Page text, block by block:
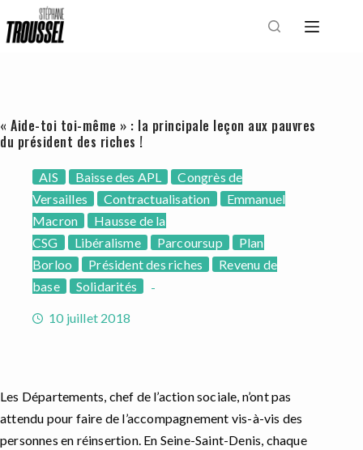
au
« Aide-toi toi-même » : la principale leçon aux pauvres
du président des riches !
AIS Baisse des APL
Congrès de
Versailles
Contractualisation
Emmanuel
Macron
Hausse de la
CSG
Libéralisme Parcoursup
Plan
Borloo
Président des riches
Revenu de
base
Solidarités
10 juillet 2018
Les Départements, chef de l’action sociale, n’ont pas
attendu pour faire de l’accompagnement vis-à-vis des
personnes en réinsertion. En Seine-Saint-Denis, chaque